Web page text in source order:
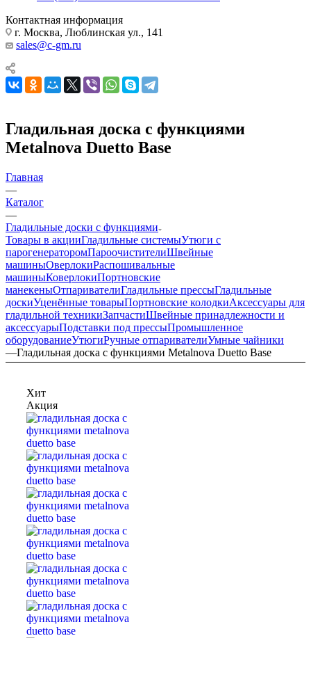
Контактная информация
г. Москва, Люблинская ул., 141
sales@c-gm.ru
Гладильная доска с функциями
Metalnova Duetto Base
Главная
—
Каталог
—
Гладильные доски с функциями
Товары в акцииГладильные системыУтюги с
парогенераторомПароочистителиШвейные
машиныОверлокиРаспошивальные
машиныКоверлокиПортновские
манекеныОтпаривателиГладильные прессыГладильные
доскиУценённые товарыПортновские колодкиАксессуары для
гладильной техникиЗапчастиШвейные принадлежности и
аксессуарыПодставки под прессыПромышленное
оборудованиеУтюгиРучные отпаривателиУмные чайники
—Гладильная доска с функциями Metalnova Duetto Base
Хит
Акция